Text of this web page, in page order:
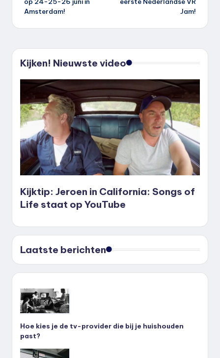
Amsterdam!
Jam!
Kijken! Nieuwste video
Kijktip: Jeroen in California: Songs of
Life staat op YouTube
Laatste berichten
Hoe kies je de tv-provider die bij je huishouden
past?